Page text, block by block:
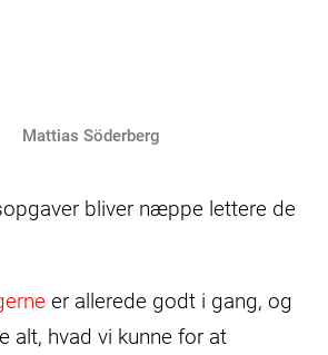
Mattias Söderberg
bliver næppe lettere de
er allerede godt i gang, og
alt, hvad vi kunne for at